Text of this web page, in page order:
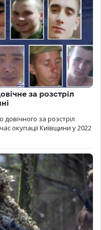
за розстріл
за розстріл
окупації Київщини у 2022